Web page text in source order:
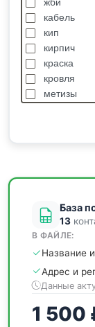
жби
кабель
кип
кирпич
краска
кровля
метизы
База
13
В ФАЙЛЕ:
Название
Адрес и
Данные
1 500